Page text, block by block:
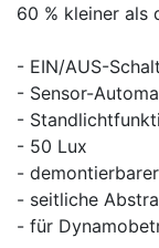
60 % kleiner als
- EIN/AUS-
- Sensor-
-
- 50 Lux
-
- seitliche
- für